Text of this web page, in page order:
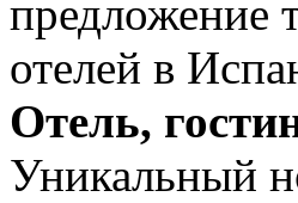
Отель,
Уникальный